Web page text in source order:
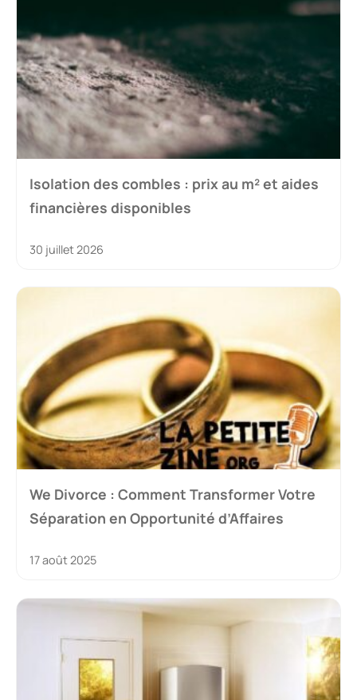
Isolation des combles : prix au m² et aides
financières disponibles
30 juillet 2026
We Divorce : Comment Transformer Votre
Séparation en Opportunité d’Affaires
17 août 2025